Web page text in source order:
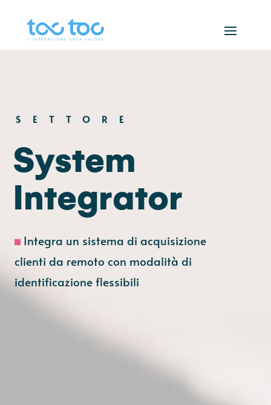
SETTORE
System
Integrator
Integra un sistema di acquisizione
clienti da remoto con modalità di
identificazione flessibili